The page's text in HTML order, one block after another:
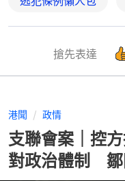
搶先表達
港聞 政情
支聯會案｜控
對政治體制 鄒